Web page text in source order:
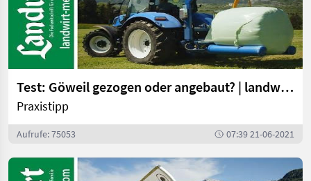
Test: Göweil gezogen oder angebaut? | landwirt-media.com
Praxistipp
Aufrufe: 75053 07:39 21-06-2021